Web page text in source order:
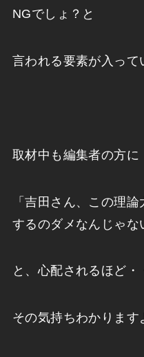
NGでしょ？と
言われる要素が入って
取材中も編集者の方に
「吉田さん、この理
するのダメなんじゃな
と、心配されるほど・
その気持ちわかります